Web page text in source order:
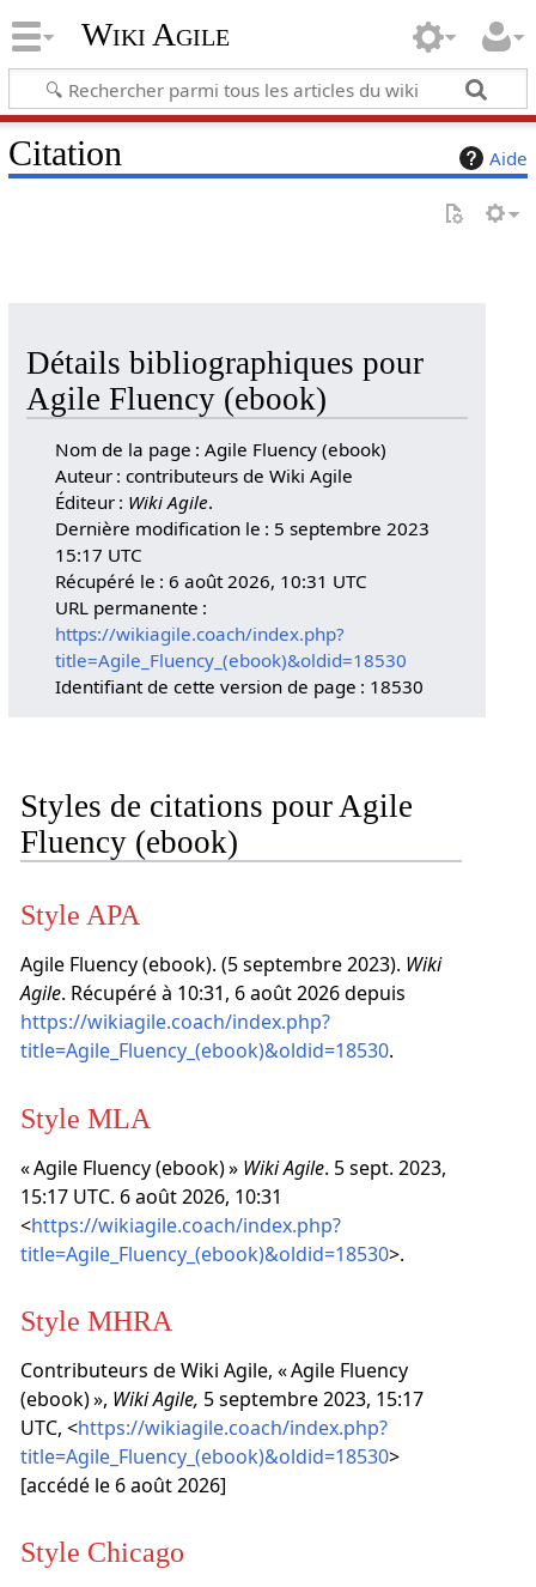
Wiki Agile
Aide
Citation
Détails bibliographiques pour
Agile Fluency (ebook)
Nom de la page : Agile Fluency (ebook)
Auteur : contributeurs de Wiki Agile
Éditeur : Wiki Agile.
Dernière modification le : 5 septembre 2023
15:17 UTC
Récupéré le : 6 août 2026, 10:31 UTC
URL permanente :
https://wikiagile.coach/index.php?
title=Agile_Fluency_(ebook)&oldid=18530
Identifiant de cette version de page : 18530
Styles de citations pour Agile
Fluency (ebook)
Style APA
Agile Fluency (ebook). (5 septembre 2023). Wiki
Agile. Récupéré à 10:31, 6 août 2026 depuis
https://wikiagile.coach/index.php?
title=Agile_Fluency_(ebook)&oldid=18530.
Style MLA
« Agile Fluency (ebook) » Wiki Agile. 5 sept. 2023,
15:17 UTC. 6 août 2026, 10:31
<https://wikiagile.coach/index.php?
title=Agile_Fluency_(ebook)&oldid=18530>.
Style MHRA
Contributeurs de Wiki Agile, « Agile Fluency
(ebook) », Wiki Agile, 5 septembre 2023, 15:17
UTC, <https://wikiagile.coach/index.php?
title=Agile_Fluency_(ebook)&oldid=18530>
[accédé le 6 août 2026]
Style Chicago